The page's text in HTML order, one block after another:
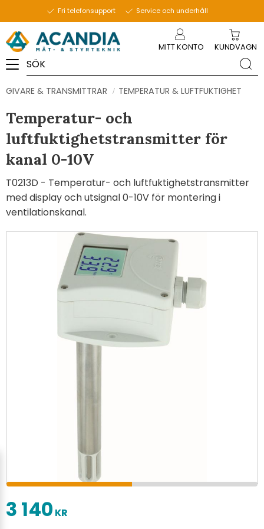
Fri telefonsupport Service och underhåll
MITT KONTO KUNDVAGN
GIVARE & TRANSMITTRAR TEMPERATUR & LUFTFUKTIGHET
Temperatur- och
luftfuktighetstransmitter för
kanal 0-10V
T0213D - Temperatur- och luftfuktighetstransmitter
med display och utsignal 0-10V för montering i
ventilationskanal.
3 140 KR